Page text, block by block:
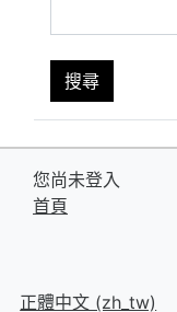
您尚未登入
首頁
正體中文 ‎(zh_tw)‎